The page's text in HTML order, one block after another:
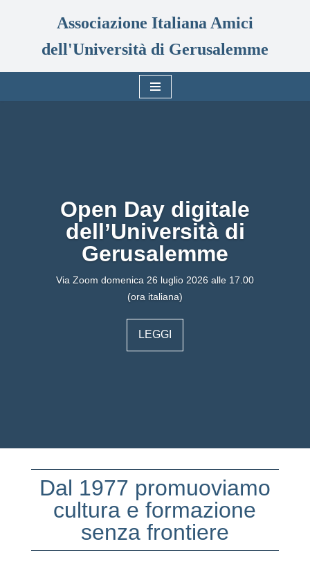
contenuto
Associazione Italiana Amici
dell'Università di Gerusalemme
Open Day digitale
dell’Università di
Gerusalemme
Via Zoom domenica 26 luglio 2026 alle 17.00
(ora italiana)
LEGGI
Dal 1977 promuoviamo
cultura e formazione
senza frontiere